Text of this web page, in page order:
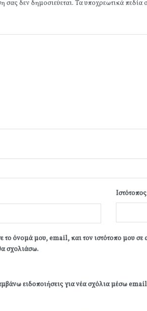
σας δεν δημοσιεύεται. Τα υποχρεωτικά πεδία
Ιστότοπος
το όνομά μου, email, και τον ιστότοπο μου σε
σχολιάσω.
ειδοποιήσεις για νέα σχόλια μέσω